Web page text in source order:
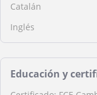
Catalán
Inglés
Educación y